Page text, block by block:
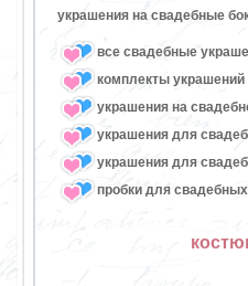
украшения на свадебные
все свадебные
комплекты
украшения на
украшения для
украшения для
пробки для